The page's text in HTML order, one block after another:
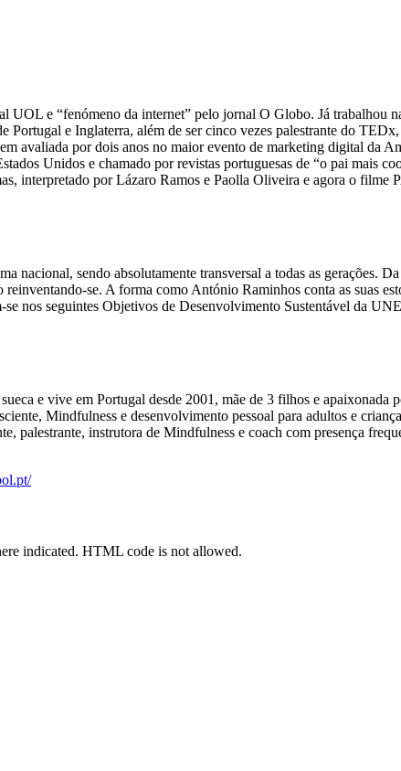
UOL e “fenómeno da internet” pelo jornal O Globo. Já trabalhou
Portugal e Inglaterra, além de ser cinco vezes palestrante do
avaliada por dois anos no maior evento de marketing digital da
Unidos e chamado por revistas portuguesas de “o pai mais
interpretado por Lázaro Ramos e Paolla Oliveira e agora o
nacional, sendo absolutamente transversal a todas as gerações.
se. A forma como António Raminhos conta as suas
nos seguintes Objetivos de Desenvolvimento Sustentável da
e vive em Portugal desde 2001, mãe de 3 filhos e
Mindfulness e desenvolvimento pessoal para adultos e
palestrante, instrutora de Mindfulness e coach com presença
indicated. HTML code is not allowed.